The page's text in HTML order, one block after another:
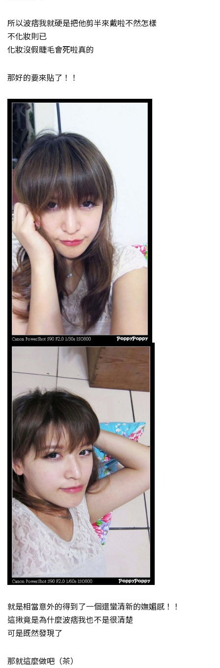
所以波痞我就硬是把他剪半來戴啦不然怎樣
不化妝則已
化妝沒假睫毛會死啦真的
那好的要來貼了！！
就是相當意外的得到了一個還蠻清新的嫵媚感！！
這揪竟是為什麼波痞我也不是很清楚
可是既然發現了
那就這麼做吧（茶）